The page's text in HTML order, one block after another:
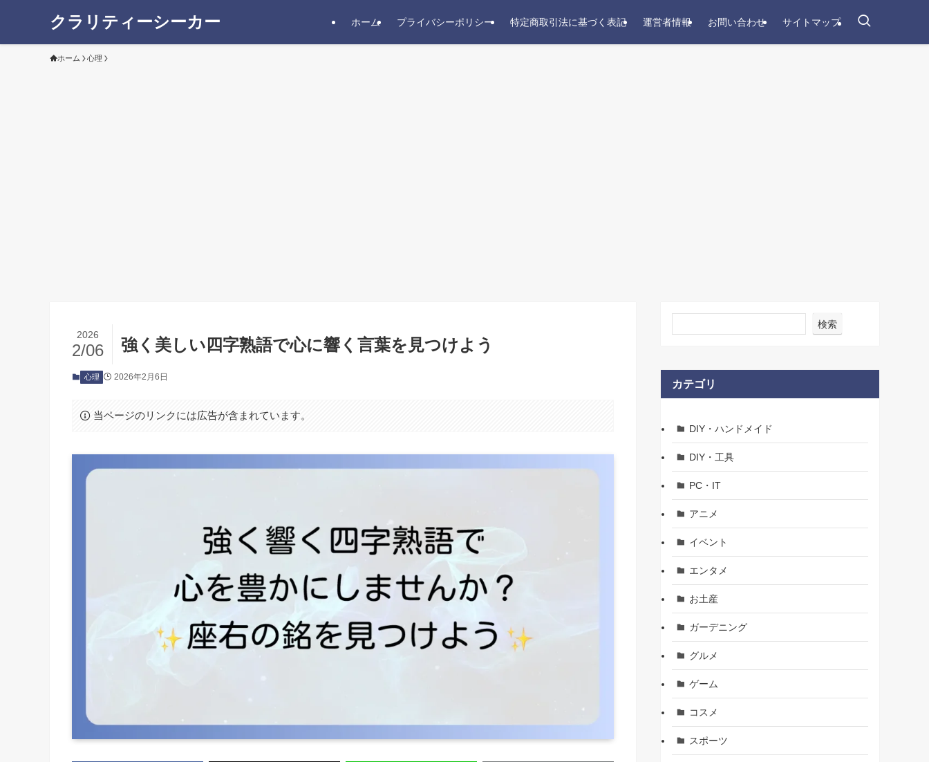
クラリティーシーカー ホーム プライバシーポリシー 特定商取引法に基づく表記 運営者情報 お問い合わせ サイトマップ
ホーム 心理
強く美しい四字熟語で心に響く言葉を見つけよう
2026
2/06
心理 2026年2月6日
当ページのリンクには広告が含まれています。
検索
カテゴリ
DIY・ハンドメイド
DIY・工具
PC・IT
アニメ
イベント
エンタメ
お土産
ガーデニング
グルメ
ゲーム
コスメ
スポーツ